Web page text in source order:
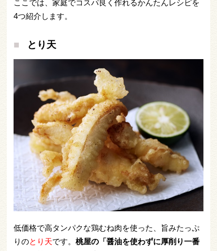
ここでは、家庭でコスパ良く作れるかんたんレシピを
4つ紹介します。
とり天
低価格で高タンパクな鶏むね肉を使った、旨みたっぷ
りのとり天です。 桃屋の「醤油を使わずに厚削り一番